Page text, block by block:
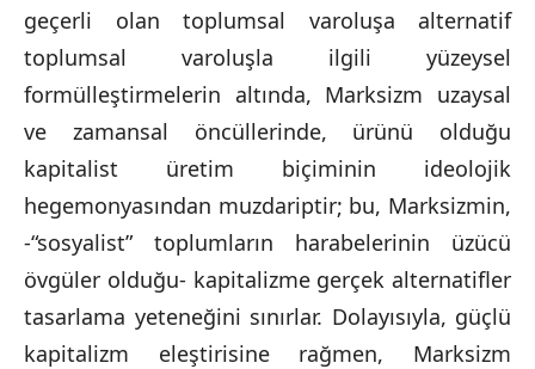
geçerli olan toplumsal varoluşa alternatif
toplumsal varoluşla ilgili yüzeysel
formülleştirmelerin altında, Marksizm uzaysal
ve zamansal öncüllerinde, ürünü olduğu
kapitalist üretim biçiminin ideolojik
hegemonyasından muzdariptir; bu, Marksizmin,
-“sosyalist” toplumların harabelerinin üzücü
övgüler olduğu- kapitalizme gerçek alternatifler
tasarlama yeteneğini sınırlar. Dolayısıyla, güçlü
kapitalizm eleştirisine rağmen, Marksizm